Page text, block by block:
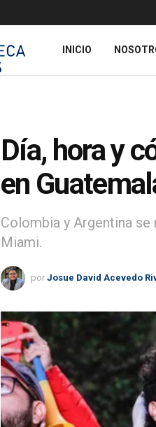
INICIO
Día, hora y
en
Colombia y Argentina se
Miami.
por Josue David Acevedo